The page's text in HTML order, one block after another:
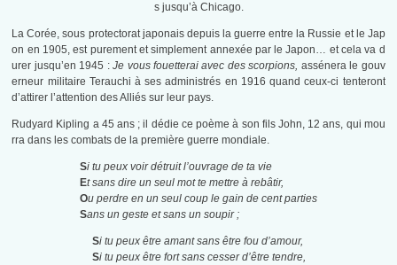
s jusqu’à Chicago.
La Corée, sous protectorat japonais depuis la guerre entre la Russie et le Jap
on en 1905, est purement et simplement annexée par le Japon… et cela va d
urer jusqu’en 1945 :Je vous fouetterai avec des scorpions, assénera le gouv
erneur militaire Terauchi à ses administrés en 1916 quand ceux-ci tenteront
d’attirer l’attention des Alliés sur leur pays.
Rudyard Kipling a 45 ans ; il dédie ce poème à son fils John, 12 ans, qui mou
rra dans les combats de la première guerre mondiale.
Si tu peux voir détruit l’ouvrage de ta vie
Et sans dire un seul mot te mettre à rebâtir,
Ou perdre en un seul coup le gain de cent parties
Sans un geste et sans un soupir ;
Si tu peux être amant sans être fou d’amour,
Si tu peux être fort sans cesser d’être tendre,